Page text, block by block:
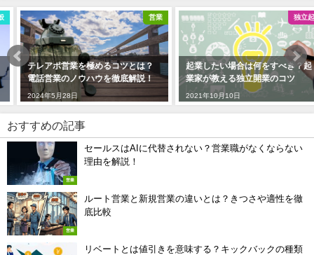
営業
テレアポ営業を極めるコツとは？
電話営業のノウハウを徹底解説！
2024年5月28日
独立起業
起業したい場合は何をすべき？起
業家が教える独立開業のコツ
2021年10月10日
おすすめの記事
営業
セールスはAIに代替されない？営業職がなくならない
理由を解説！
営業
ルート営業と新規営業の違いとは？きつさや適性を徹
底比較
リベートとは値引きを意味する？キックバックの種類